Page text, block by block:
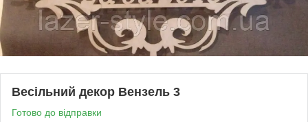
Весільний декор Вензель 3
Готово до відправки